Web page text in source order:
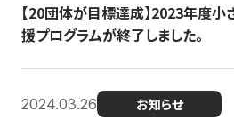
【20団体が目標達成】2023年度
援プログラムが終了しました。
2024.03.26 お知らせ